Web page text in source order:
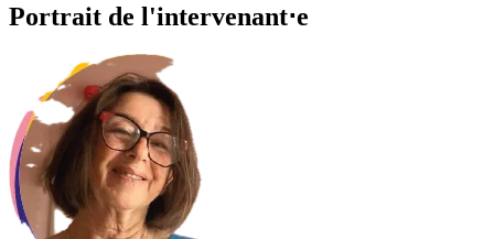
Portrait de l'intervenant⋅e